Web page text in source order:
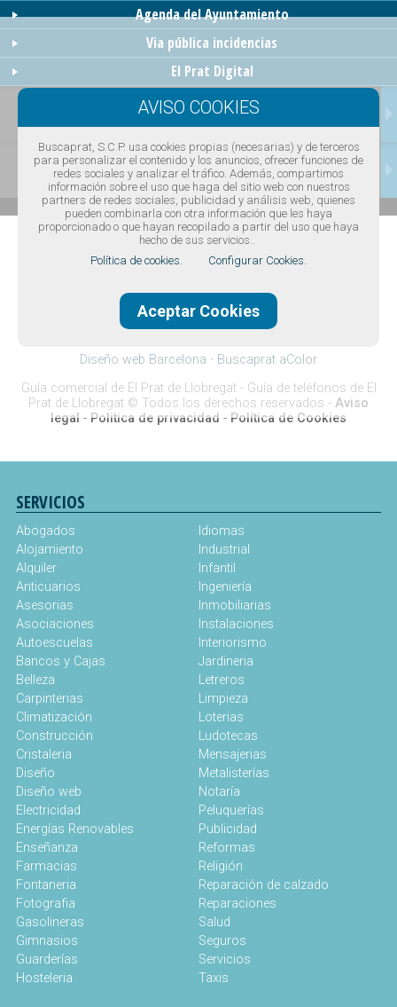
Agenda del Ayuntamiento
Via pública incidencias
El Prat Digital
TRANSPORTES
CONTACTAR
Diseño web Barcelona · Buscaprat aColor
Guía comercial de El Prat de Llobregat - Guía de teléfonos de El
Prat de Llobregat © Todos los derechos reservados - Aviso
legal - Politica de privacidad - Política de Cookies
SERVICIOS
Abogados
Alojamiento
Alquiler
Anticuarios
Asesorias
Asociaciones
Autoescuelas
Bancos y Cajas
Belleza
Carpinterias
Climatización
Construcción
Cristaleria
Diseño
Diseño web
Electricidad
Energías Renovables
Enseñanza
Farmacias
Fontaneria
Fotografia
Gasolineras
Gimnasios
Guarderías
Hosteleria
Idiomas
Industrial
Infantil
Ingeniería
Inmobiliarias
Instalaciones
Interiorismo
Jardineria
Letreros
Limpieza
Loterias
Ludotecas
Mensajerias
Metalisterías
Notaría
Peluquerías
Publicidad
Reformas
Religión
Reparación de calzado
Reparaciones
Salud
Seguros
Servicios
Taxis
Buscaprat, S.C.P. usa cookies propias (necesarias) y de terceros
para personalizar el contenido y los anuncios, ofrecer funciones de
redes sociales y analizar el tráfico. Además, compartimos
información sobre el uso que haga del sitio web con nuestros
partners de redes sociales, publicidad y análisis web, quienes
pueden combinarla con otra información que les haya
proporcionado o que hayan recopilado a partir del uso que haya
hecho de sus servicios..
Política de cookies.
Configurar Cookies.
Aceptar Cookies